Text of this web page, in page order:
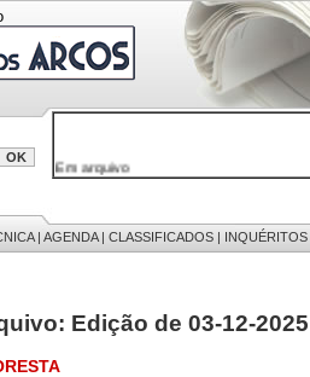
Em arquivo
32646 notícias
9886 mensagens
201 registos
| AGENDA| CLASSIFICADOS | INQUÉRITOS
Edição de 03-12-2025